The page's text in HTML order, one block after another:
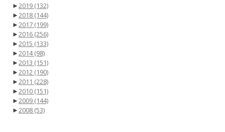
►2019 (132)
►2018 (144)
►2017 (199)
►2016 (256)
►2015 (133)
►2014(98)
►2013 (151)
►2012 (190)
►2011 (228)
►2010 (151)
►2009 (144)
►2008 (53)